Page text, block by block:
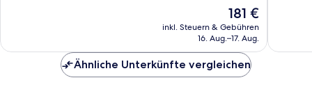
Der
Preis
beträgt
181 €
inkl. Steuern & Gebühren
16. Aug.–17. Aug.
Ähnliche Unterkünfte vergleichen